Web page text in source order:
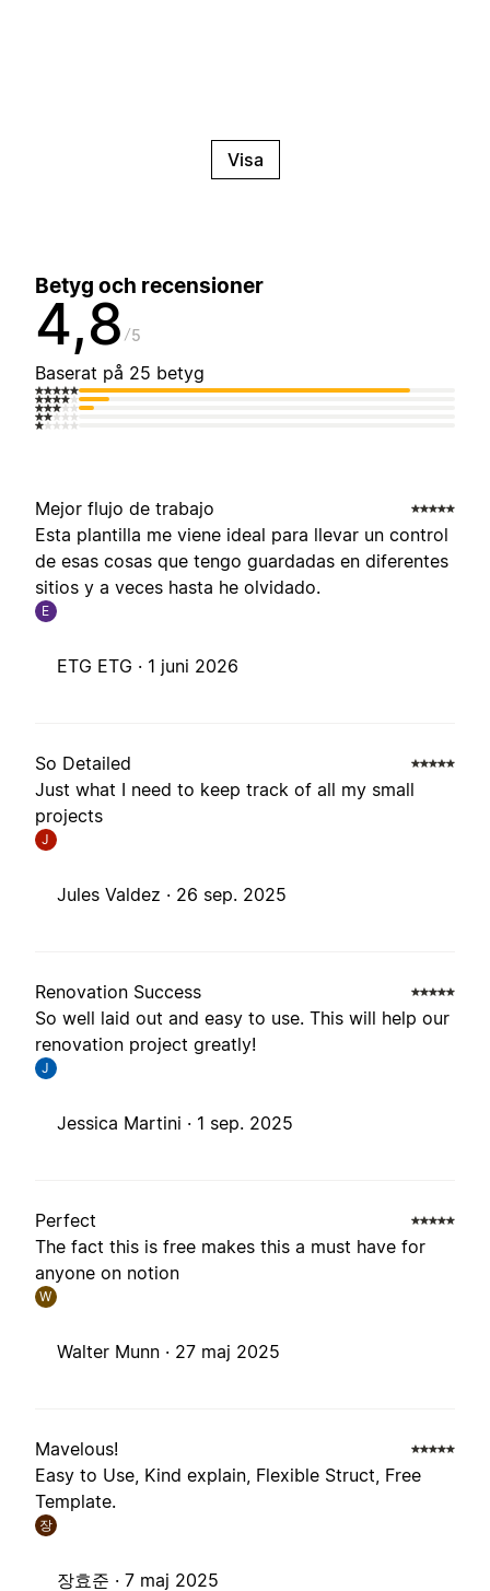
Visa
Betyg och recensioner
4,8 5
Baserat på 25 betyg
Mejor flujo de trabajo
Esta plantilla me viene ideal para llevar un control
de esas cosas que tengo guardadas en diferentes
sitios y a veces hasta he olvidado.
E
ETG ETG · 1 juni 2026
So Detailed
Just what I need to keep track of all my small
projects
J
Jules Valdez · 26 sep. 2025
Renovation Success
So well laid out and easy to use. This will help our
renovation project greatly!
J
Jessica Martini · 1 sep. 2025
Perfect
The fact this is free makes this a must have for
anyone on notion
W
Walter Munn · 27 maj 2025
Mavelous!
Easy to Use, Kind explain, Flexible Struct, Free
Template.
장
장효준 · 7 maj 2025